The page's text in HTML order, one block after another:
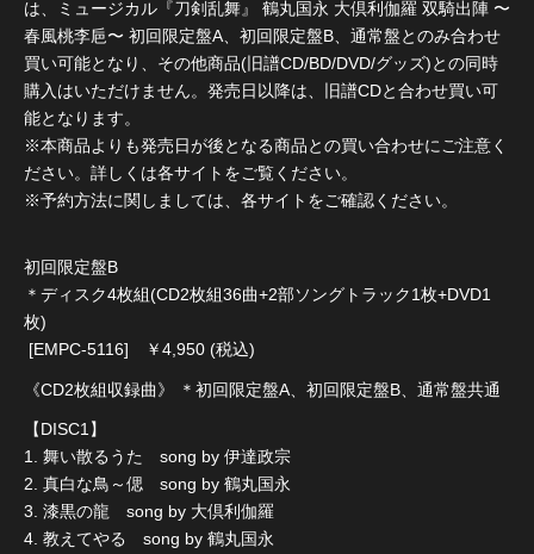
は、ミュージカル『刀剣乱舞』 鶴丸国永 大倶利伽羅 双騎出陣 〜
春風桃李巵〜 初回限定盤A、初回限定盤B、通常盤とのみ合わせ
買い可能となり、その他商品(旧譜CD/BD/DVD/グッズ)との同時
購入はいただけません。発売日以降は、旧譜CDと合わせ買い可
能となります。
※本商品よりも発売日が後となる商品との買い合わせにご注意く
ださい。詳しくは各サイトをご覧ください。
※予約方法に関しましては、各サイトをご確認ください。
初回限定盤B
＊ディスク4枚組(CD2枚組36曲+2部ソングトラック1枚+DVD1
枚)
[EMPC-5116] ￥4,950 (税込)
《CD2枚組収録曲》 ＊初回限定盤A、初回限定盤B、通常盤共通
【DISC1】
1. 舞い散るうた song by 伊達政宗
2. 真白な鳥～偲 song by 鶴丸国永
3. 漆黒の龍 song by 大倶利伽羅
4. 教えてやる song by 鶴丸国永